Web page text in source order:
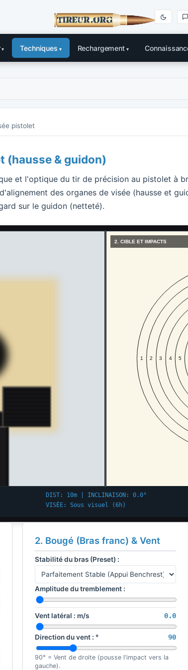
Techniques Rechargement
pistolet
(hausse & guidon)
et l'optique du tir de précision au pistolet à
des organes de visée (hausse et
sur le guidon (netteté).
2. Bougé (Bras franc) & Vent
Stabilité du bras (Preset) :
Amplitude du tremblement :
Vent latéral : 0.0
m/s
Direction du vent : 90
°
90° = Vent de droite (pousse l'impact vers la
gauche).